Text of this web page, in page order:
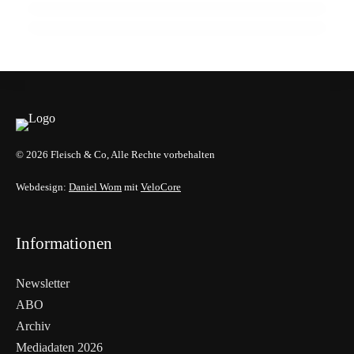
© 2026 Fleisch & Co, Alle Rechte vorbehalten
Webdesign: Daniel Wom mit VeloCore
Informationen
Newsletter
ABO
Archiv
Mediadaten 2026